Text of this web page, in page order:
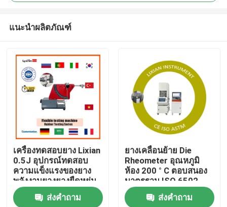
บ้าน
แนะนำผลิตภัณฑ์
เครื่องทดสอบยาง Lixian
0.5J อุปกรณ์ทดสอบ
ความแข็งแรงของยาง
พลังงานยางยางยืดหยุ่น
ส่งคำถาม
ยางเคลื่อนย้าย Die
Rheometer อุณหภูมิ
ห้อง 200 ° C ตอบสนอง
มาตรฐาน ISO 6502
ความดัน 0.5 Mpa-0.65
Mpa
ส่งคำถาม